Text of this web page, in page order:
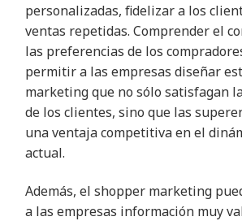
personalizadas, fidelizar a los
ventas repetidas. Comprender el
las preferencias de los
permitir a las empresas diseñar
marketing que no sólo satisfagan
de los clientes, sino que las
una ventaja competitiva en el
actual.
Además, el shopper marketing
a las empresas información muy